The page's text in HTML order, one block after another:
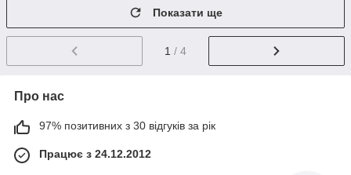
Показати ще
1 / 4
Про нас
97% позитивних з 30 відгуків за рік
Працює з 24.12.2012